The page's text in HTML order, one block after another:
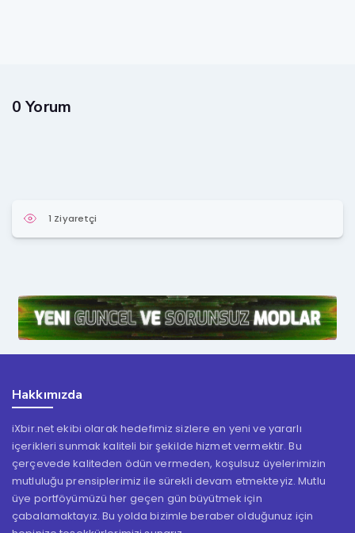
0 Yorum
1 Ziyaretçi
Hakkımızda
iXbir.net ekibi olarak hedefimiz sizlere en yeni ve yararlı
içerikleri sunmak kaliteli bir şekilde hizmet vermektir. Bu
çerçevede kaliteden ödün vermeden, koşulsuz üyelerimizin
mutluluğu prensiplerimiz ile sürekli devam etmekteyiz. Mutlu
üye portföyümüzü her geçen gün büyütmek için
çabalamaktayız. Bu yolda bizimle beraber olduğunuz için